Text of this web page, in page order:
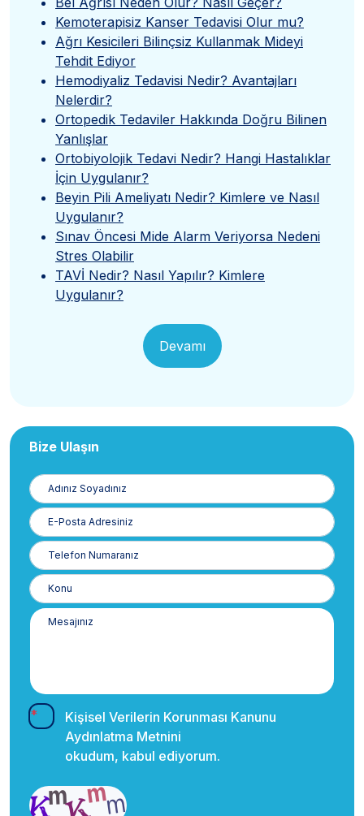
Kemoterapisiz Kanser Tedavisi Olur mu?
Ağrı Kesicileri Bilinçsiz Kullanmak Mideyi
Tehdit Ediyor
Hemodiyaliz Tedavisi Nedir? Avantajları
Nelerdir?
Ortopedik Tedaviler Hakkında Doğru Bilinen
Yanlışlar
Ortobiyolojik Tedavi Nedir? Hangi Hastalıklar
İçin Uygulanır?
Beyin Pili Ameliyatı Nedir? Kimlere ve Nasıl
Uygulanır?
Sınav Öncesi Mide Alarm Veriyorsa Nedeni
Stres Olabilir
TAVİ Nedir? Nasıl Yapılır? Kimlere
Uygulanır?
Devamı
Bize Ulaşın
Adınız
Soyadınız
E-
Posta
Telefon
Numaranız
Kişisel Verilerin Korunması Kanunu
Aydınlatma Metnini
okudum, kabul ediyorum.